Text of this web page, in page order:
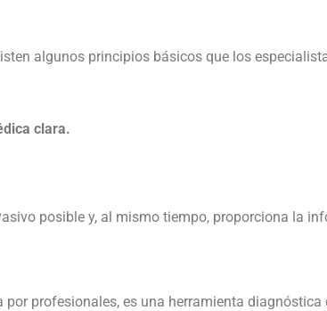
algunos principios básicos que los
clara.
posible y, al mismo tiempo, proporciona la
profesionales, es una herramienta